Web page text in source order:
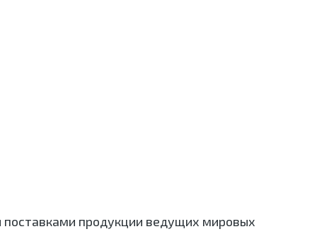
продукции ведущих мировых